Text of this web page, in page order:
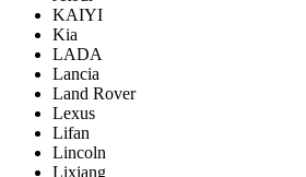
KAIYI
Kia
LADA
Lancia
Land Rover
Lexus
Lifan
Lincoln
Lixiang